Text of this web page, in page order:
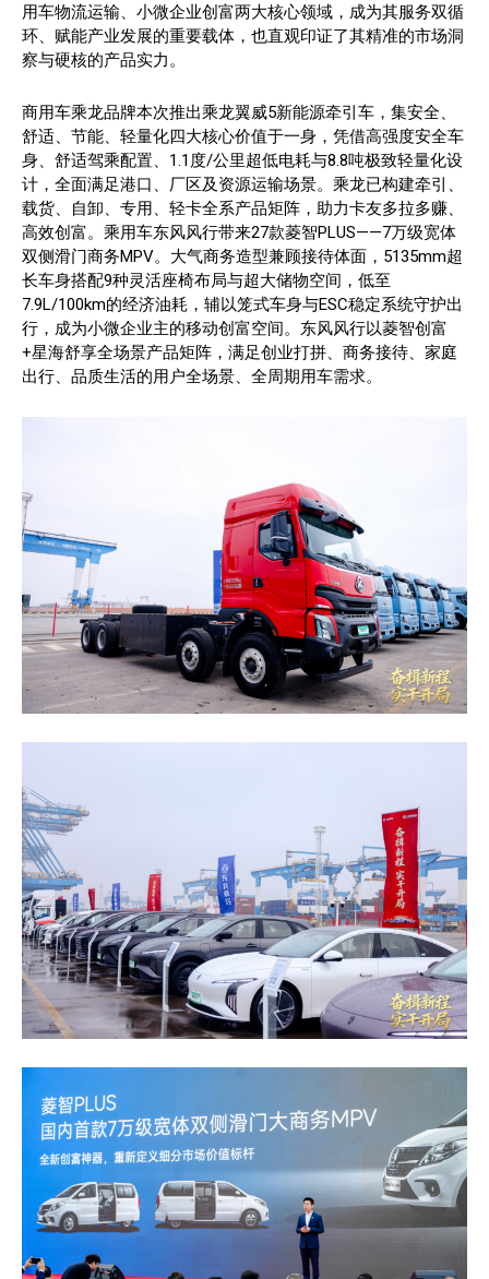
用车物流运输、小微企业创富两大核心领域，成为其服务双循
环、赋能产业发展的重要载体，也直观印证了其精准的市场洞
察与硬核的产品实力。
商用车乘龙品牌本次推出乘龙翼威5新能源牵引车，集安全、
舒适、节能、轻量化四大核心价值于一身，凭借高强度安全车
身、舒适驾乘配置、1.1度/公里超低电耗与8.8吨极致轻量化设
计，全面满足港口、厂区及资源运输场景。乘龙已构建牵引、
载货、自卸、专用、轻卡全系产品矩阵，助力卡友多拉多赚、
高效创富。乘用车东风风行带来27款菱智PLUS——7万级宽体
双侧滑门商务MPV。大气商务造型兼顾接待体面，5135mm超
长车身搭配9种灵活座椅布局与超大储物空间，低至
7.9L/100km的经济油耗，辅以笼式车身与ESC稳定系统守护出
行，成为小微企业主的移动创富空间。东风风行以菱智创富
+星海舒享全场景产品矩阵，满足创业打拼、商务接待、家庭
出行、品质生活的用户全场景、全周期用车需求。